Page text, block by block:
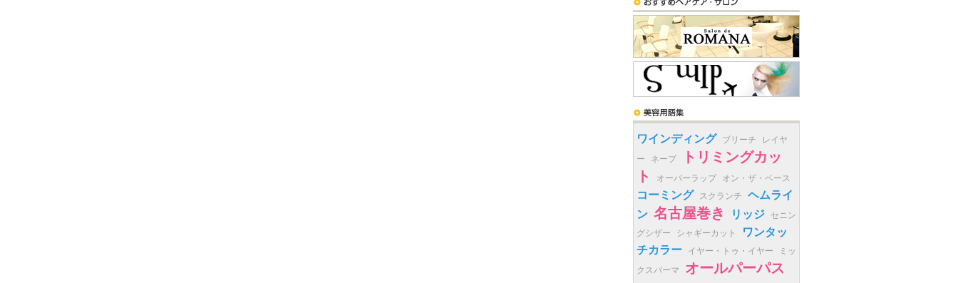
ワインディング ブリーチ
レイヤ
ー
ネープ
トリミングカッ
ト
オーバーラップ オン・ザ・ベース
コーミング スクランチ
ヘムライ
ン 名古屋巻き リッジ
セニン
グシザー
シャギーカット
ワンタッ
チカラー
イヤー・トゥ・イヤー
ミッ
クスパーマ
オールパーパス